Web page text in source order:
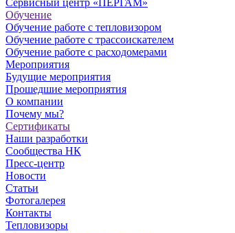
Сервисный центр «ПЕРГАМ»
Обучение
Обучение работе с тепловизором
Обучение работе с трассоискателем
Обучение работе с расходомерами
Мероприятия
Будущие мероприятия
Прошедшие мероприятия
О компании
Почему мы?
Сертификаты
Наши разработки
Сообщества НК
Пресс-центр
Новости
Статьи
Фотогалерея
Контакты
Тепловизоры